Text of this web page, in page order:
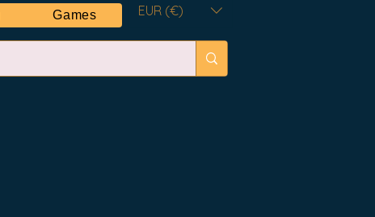
Games EUR (€)